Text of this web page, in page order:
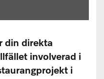
din direkta
involverad i
i